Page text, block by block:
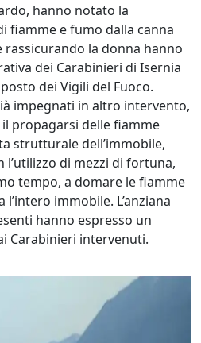
hanno notato la
fiamme e fumo dalla canna
la donna hanno
dei Carabinieri di Isernia
dei Vigili del Fuoco.
impegnati in altro intervento,
propagarsi delle fiamme
strutturale dell’immobile,
di mezzi di fortuna,
tempo, a domare le fiamme
immobile. L’anziana
hanno espresso un
Carabinieri intervenuti.